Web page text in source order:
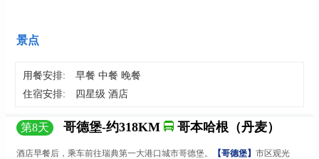
景点
用餐安排:
早餐 中餐 晚餐
住宿安排:
四星级 酒店
第8天 哥德堡-约318KM 哥本哈根（丹麦）
酒店早餐后，乘车前往瑞典第一大港口城市哥德堡。 【哥德堡】 市区观光